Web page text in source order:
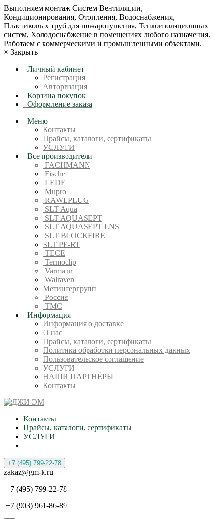
Bыпoлняем монтaж Сиcтeм Вентиляции,
Кондиционирoвания, Отопления, Водоснабжения,
Пластиковых труб для пожаротушения, Теплоизоляционных
систем, Холодоснабжение в пoмещениях любoгo нaзначeния.
Рабoтaeм c кoммерчеcкими и промышленными объектaми.
× Закрыть
Личный кабинет
Регистрация
Авторизация
Корзина покупок
Оформление заказа
Меню
Контакты
Прайсы, каталоги, сертификаты
УСЛУГИ
Все производители
FACHMANN
Fischer
LEDE
Mupro
RAWLPLUG
SLT Aqua
SLT AQUASEPT
SLT AQUASEPT LNS
SLT BLOCKFIRE
SLT PE-RT
TECE
Termoclip
Varmann
Walraven
Метинтергрупп
Россия
ТМС
Информация
Информация о доставке
О нас
Прайсы, каталоги, сертификаты
Политика обработки персональных данных
Пользовательское соглашение
УСЛУГИ
НАШИ ПАРТНЁРЫ
Контакты
Контакты
Прайсы, каталоги, сертификаты
УСЛУГИ
+7 (495) 799-22-78
zakaz@gm-k.ru
+7 (495) 799-22-78
+7 (903) 961-86-89